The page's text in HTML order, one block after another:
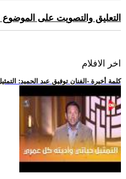
التعليق والتصويت على
اخر الافلام
.. كلمة أخيرة -الفنان توفيق عبد الحميد: